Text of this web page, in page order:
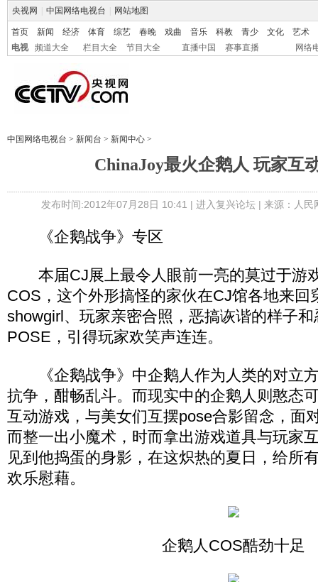
央视网 中国网络电视台 网站地图
首页 新闻 经济 体育 综艺 春晚 戏曲 音乐 科教 青少 文化
艺术
电视
频道大全 栏目大全 节目大全 直播中国 赛事直播 网络
中国网络电视台 > 新闻台 > 新闻中心 >
ChinaJoy最火企鹅人 玩家互
发布时间:2012年07月28日 10:41 | 进入复兴论坛 | 来源：人
《企鹅战争》专区
本届CJ展上最令人眼前一亮的莫过于游
COS，这个外形搞怪的家伙在CJ馆各地来回
showgirl、玩家亲密合照，恶搞诙谐的样子
POSE，引得玩家欢笑声连连。
《企鹅战争》中企鹅人作为人类的对立
抗争，酣畅乱斗。而现实中的企鹅人则憨态
互动游戏，与美女们互摆pose合影留念，面
而整一出小魔术，时而拿出游戏道具与玩家
见到他捣蛋的身影，在这炽热的夏日，给所
欢乐慰藉。
企鹅人COS酷劲十足